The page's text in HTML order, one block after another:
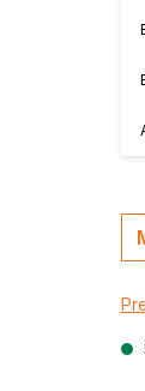
silber